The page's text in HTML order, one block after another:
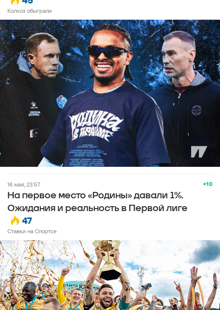
Колхоз обыграли
+10
16 мая, 23:57
На первое место «Родины» давали 1%.
Ожидания и реальность в Первой лиге
47
Ставки на Спортсе